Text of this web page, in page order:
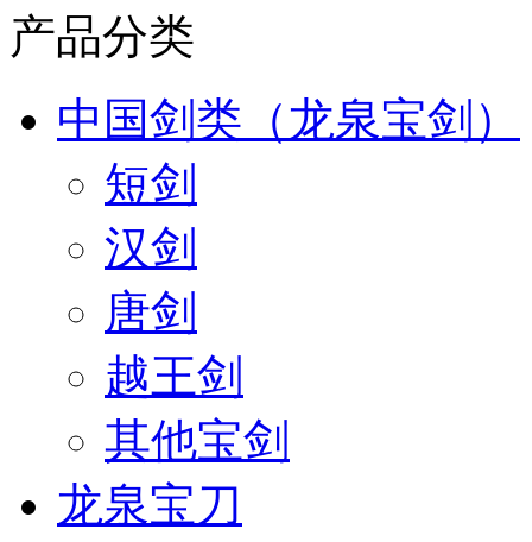
产品分类
中国剑类（龙泉宝剑）
短剑
汉剑
唐剑
越王剑
其他宝剑
龙泉宝刀